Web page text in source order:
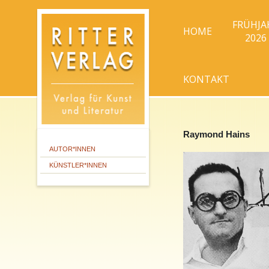
HOME
2026
KONTAKT
AUTOR*INNEN
KÜNSTLER*INNEN
Raymond Hains